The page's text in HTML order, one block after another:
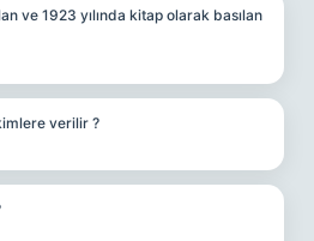
ve 1923 yılında kitap olarak basılan
verilir ?